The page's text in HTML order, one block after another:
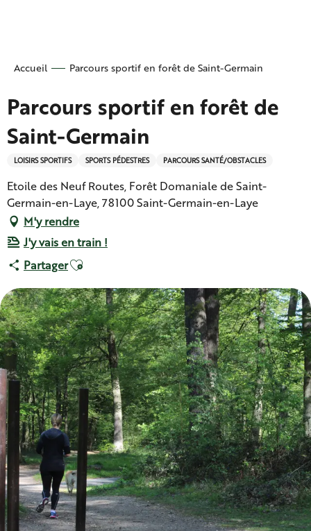
Accueil Parcours sportif en forêt de Saint-Germain
Parcours sportif en forêt de
Saint-Germain
LOISIRS SPORTIFS SPORTS PÉDESTRES PARCOURS SANTÉ/OBSTACLES
Etoile des Neuf Routes, Forêt Domaniale de Saint-
Germain-en-Laye, 78100 Saint-Germain-en-Laye
M'y rendre
J'y vais en train !
PartagerAjouter aux favoris